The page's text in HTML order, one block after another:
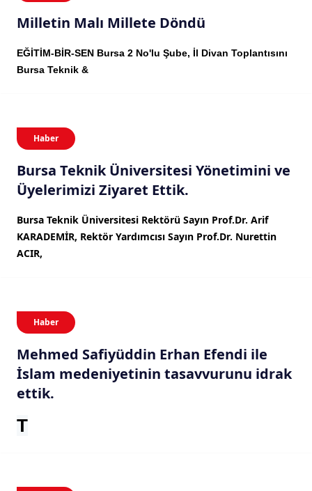
Milletin Malı Millete Döndü
EĞİTİM-BİR-SEN Bursa 2 No'lu Şube, İl Divan Toplantısını
Bursa Teknik &
Haber
Bursa Teknik Üniversitesi Yönetimini ve
Üyelerimizi Ziyaret Ettik.
Bursa Teknik Üniversitesi Rektörü Sayın Prof.Dr. Arif
KARADEMİR, Rektör Yardımcısı Sayın Prof.Dr. Nurettin
ACIR,
Haber
Mehmed Safiyüddin Erhan Efendi ile
İslam medeniyetinin tasavvurunu idrak
ettik.
T